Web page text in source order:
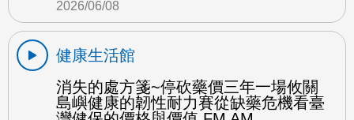
2026/06/08
健康生活館
消失的處方箋~停砍藥價三年一場攸關
島嶼健康的韌性耐力賽從缺藥危機看臺